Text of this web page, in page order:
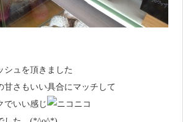
シュを頂きました
甘さもいい具合にマッチして
でいい感じ